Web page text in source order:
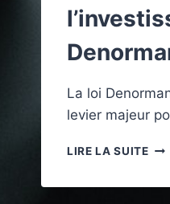
La loi
levier majeur
LIRE LA SUITE